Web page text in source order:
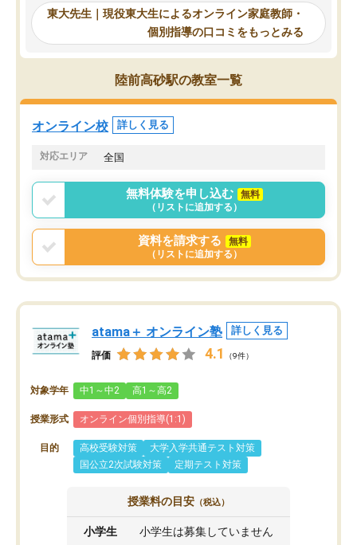
れるので、親としても安心です。毎日
使える自習室とかもあり、わからない
ところがあれば先生が回答してくれる
のも重宝しています。
自習室が毎日使えていつ
るのが心強かったよう
謝です。
東大先生｜現役東大生によるオンライン家庭教師・
個別指導の口コミをもっとみる
陸前高砂駅の教室一覧
オンライン校 詳しく見る
対応エリア 全国
無料体験を申し込む
無料
（リストに追加する）
資料を請求する
無料
（リストに追加する）
atama＋ オンライン塾 詳しく見る
評価 4.1 （9件）
対象学年 中1～中2 高1～高2
授業形式 オンライン個別指導(1:1)
目的 高校受験対策
大学入学共通テスト対策
国公立2次試験対策
定期テスト対策
授業料の目安 （税込）
小学生 小学生は募集していません